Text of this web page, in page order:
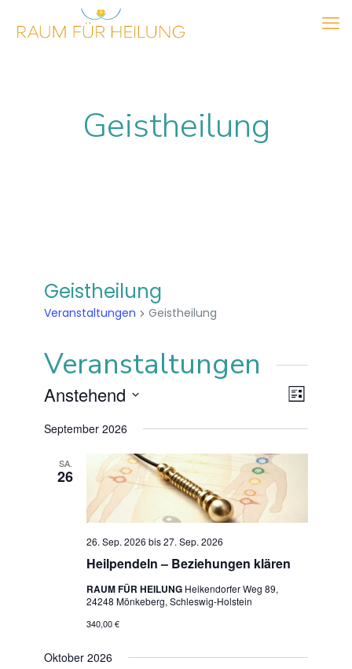
Geistheilung
Geistheilung
Veranstaltungen Geistheilung
Veranstaltungen
Liste
Anstehend
wählen.
September 2026
SA.
26
Heilpendeln – Beziehungen klären
26. Sep. 2026 bis27. Sep. 2026
RAUM FÜR HEILUNG Heikendorfer Weg 89,
24248 Mönkeberg, Schleswig-Holstein
340,00 €
Oktober 2026